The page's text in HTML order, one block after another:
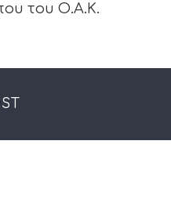
του Ο.Α.Κ.